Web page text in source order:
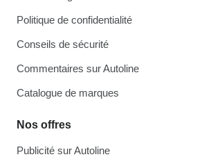
Politique de confidentialité
Conseils de sécurité
Commentaires sur Autoline
Catalogue de marques
Nos offres
Publicité sur Autoline